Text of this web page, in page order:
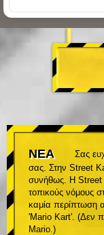
ΝΕΑ
Σας
σας. Στην Street
συνήθως. Η Street
τοπικούς νόμους
καμία περίπτωση
'Mario Kart'. (Δεν
Mario.)